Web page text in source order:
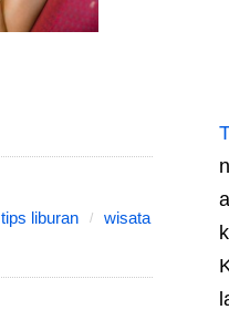
tips liburan
wisata